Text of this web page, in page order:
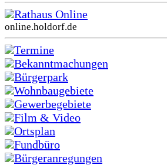
Rathaus Online
online.holdorf.de
Termine
Bekanntmachungen
Bürgerpark
Wohnbaugebiete
Gewerbegebiete
Film & Video
Ortsplan
Fundbüro
Bürgeranregungen